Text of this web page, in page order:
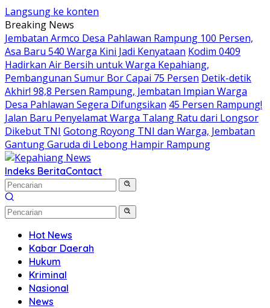
Langsung ke konten
Breaking News
Jembatan Armco Desa Pahlawan Rampung 100 Persen,
Asa Baru 540 Warga Kini Jadi Kenyataan Kodim 0409
Hadirkan Air Bersih untuk Warga Kepahiang,
Pembangunan Sumur Bor Capai 75 Persen Detik-detik
Akhir! 98,8 Persen Rampung, Jembatan Impian Warga
Desa Pahlawan Segera Difungsikan 45 Persen Rampung!
Jalan Baru Penyelamat Warga Talang Ratu dari Longsor
Dikebut TNI Gotong Royong TNI dan Warga, Jembatan
Gantung Garuda di Lebong Hampir Rampung
Indeks BeritaContact
Hot News
Kabar Daerah
Hukum
Kriminal
Nasional
News